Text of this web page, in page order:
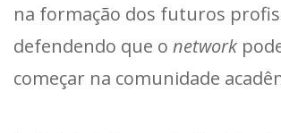
na formação dos futuros
defendendo que o network
começar na comunidade